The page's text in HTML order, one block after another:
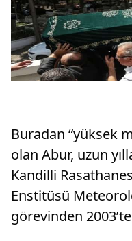
Buradan “yüksek
olan Abur, uzun
Kandilli
Enstitüsü
görevinden